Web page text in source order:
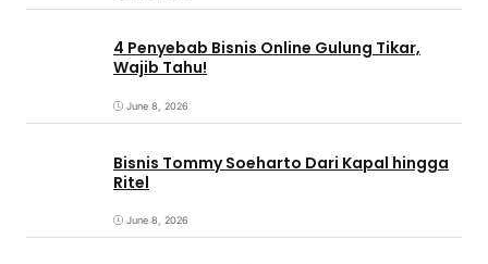
4 Penyebab Bisnis Online Gulung Tikar,
Wajib Tahu!
June 8, 2026
Bisnis Tommy Soeharto Dari Kapal hingga
Ritel
June 8, 2026